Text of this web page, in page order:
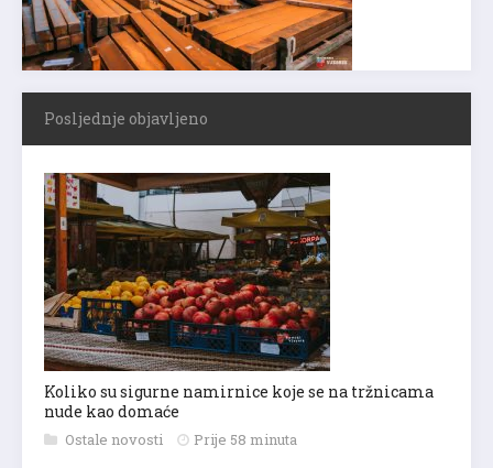
Posljednje objavljeno
Koliko su sigurne namirnice koje se na tržnicama
nude kao domaće
Ostale novosti Prije 58 minuta